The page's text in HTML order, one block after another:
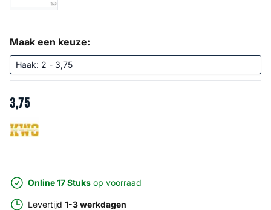
Maak een keuze:
3,75
Online 17 Stuks op voorraad
Levertijd 1-3 werkdagen